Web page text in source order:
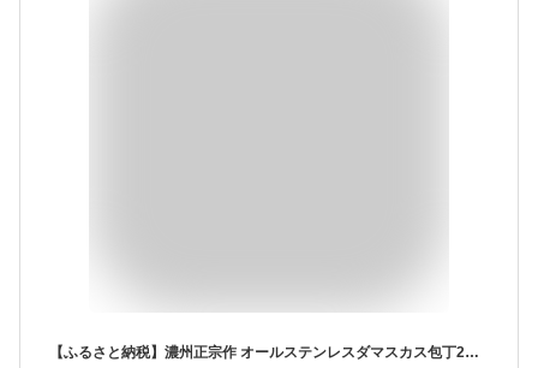
【ふるさと納税】濃州正宗作 オールステンレスダマスカス包丁2点セット 三徳包丁17cm ペティナイフ15cm 一体型 包丁セット (H30-35) 佐竹産業 積層鋼 おしゃれ キッチン用品 調理器具 日本製 引越し 新生活 贈り物・ギフトにも 送料無料 包丁セット【7営業日以内に発送】